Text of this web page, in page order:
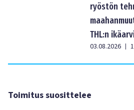
ryöstön
THL:n
03.08.2026 |
Toimitus suosittelee